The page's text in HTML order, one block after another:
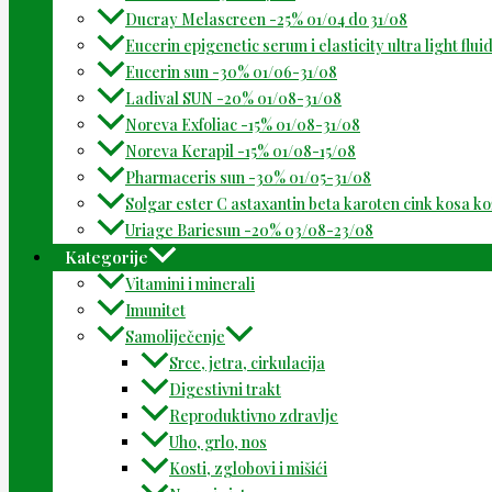
Ducray Melascreen -25% 01/04 do 31/08
Eucerin epigenetic serum i elasticity ultra light
Eucerin sun -30% 01/06-31/08
Ladival SUN -20% 01/08-31/08
Noreva Exfoliac -15% 01/08-31/08
Noreva Kerapil -15% 01/08-15/08
Pharmaceris sun -30% 01/05-31/08
Solgar ester C astaxantin beta karoten cink kosa
Uriage Bariesun -20% 03/08-23/08
Kategorije
Vitamini i minerali
Imunitet
Samoliječenje
Srce, jetra, cirkulacija
Digestivni trakt
Reproduktivno zdravlje
Uho, grlo, nos
Kosti, zglobovi i mišići